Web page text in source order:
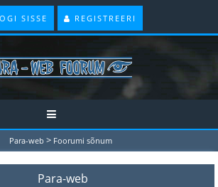
SISSE REGISTREERI
Para-web > Foorumi sõnum
Para-web